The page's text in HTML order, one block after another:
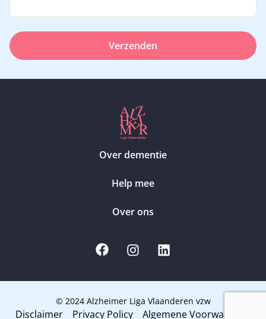
Verzenden
Over dementie
Help mee
Over ons
© 2024 Alzheimer Liga Vlaanderen vzw
Disclaimer Privacy Policy Algemene Voorwaarden